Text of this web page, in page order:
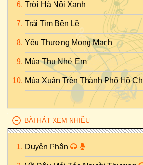
Trời Hà Nội Xanh
Trái Tim Bên Lề
Yêu Thương Mong Manh
Mùa Thu Nhớ Em
Mùa Xuân Trên Thành Phố Hồ
BÀI HÁT XEM NHIỀU
Duyên Phận